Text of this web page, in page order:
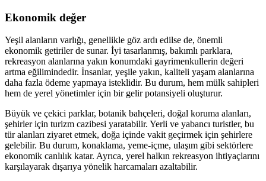
Ekonomik değer
Yeşil alanların varlığı, genellikle göz ardı edilse de, önemli
ekonomik getiriler de sunar. İyi tasarlanmış, bakımlı parklara,
rekreasyon alanlarına yakın konumdaki gayrimenkullerin değeri
artma eğilimindedir. İnsanlar, yeşile yakın, kaliteli yaşam alanlarına
daha fazla ödeme yapmaya isteklidir. Bu durum, hem mülk sahipleri
hem de yerel yönetimler için bir gelir potansiyeli oluşturur.
Büyük ve çekici parklar, botanik bahçeleri, doğal koruma alanları,
şehirler için turizm cazibesi yaratabilir. Yerli ve yabancı turistler, bu
tür alanları ziyaret etmek, doğa içinde vakit geçirmek için şehirlere
gelebilir. Bu durum, konaklama, yeme-içme, ulaşım gibi sektörlere
ekonomik canlılık katar. Ayrıca, yerel halkın rekreasyon ihtiyaçlarını
karşılayarak dışarıya yönelik harcamaları azaltabilir.